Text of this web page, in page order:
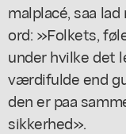
malplacé, saa
ord: »Folkets,
under hvilke det
værdifulde end
den er paa
sikkerhed».